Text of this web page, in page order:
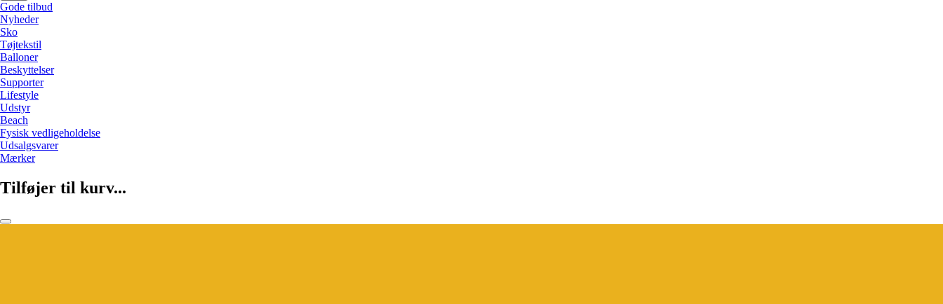
Gode tilbud
Nyheder
Sko
Tøjtekstil
Balloner
Beskyttelser
Supporter
Lifestyle
Udstyr
Beach
Fysisk vedligeholdelse
Udsalgsvarer
Mærker
Tilføjer til kurv...